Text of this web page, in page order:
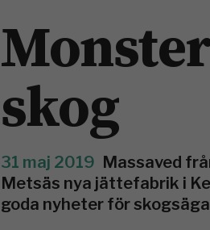
skog
31 maj 2019 Massaved
Metsäs nya jättefabrik i
goda nyheter för